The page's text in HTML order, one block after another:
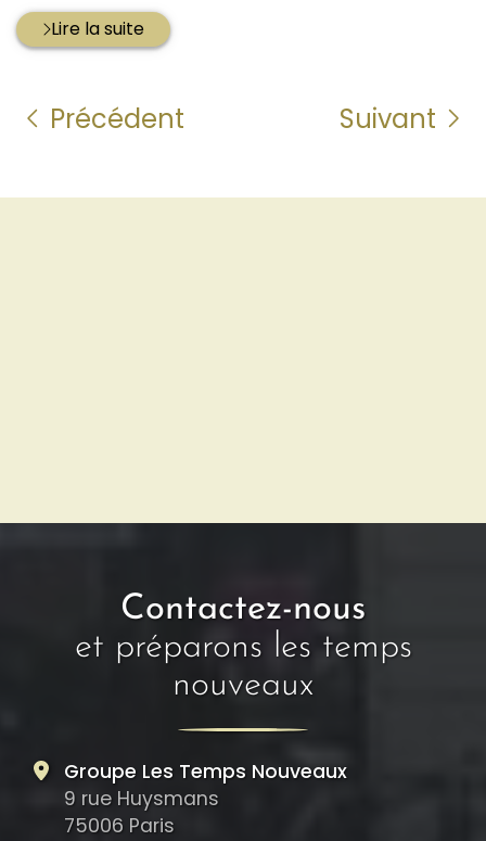
Lire la suite
Précédent Suivant
Contactez-nous
et préparons les temps
nouveaux
Groupe Les Temps Nouveaux
9 rue Huysmans
75006 Paris